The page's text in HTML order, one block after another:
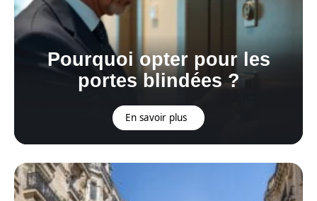
Pourquoi opter pour les
portes blindées ?
En savoir plus